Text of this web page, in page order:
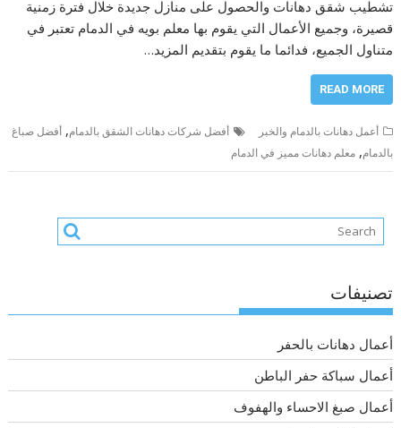
تشطيب شقق دهانات والحصول على منازل جديدة خلال فترة زمنية
قصيرة، وجميع الأعمال التي يقوم بها معلم بويه في الدمام تعتبر في
متناول الجميع، فدائما ما يقوم بتقديم المزيد…
READ MORE
أعمل دهانات بالدمام والخبر أفضل شركات دهانات الشقق بالدمام,أفضل صباغ
بالدمام,معلم دهانات مميز في الدمام
تصنيفات
أعمال دهانات بالحفر
أعمال سباكة حفر الباطن
أعمال صبغ الاحساء والهفوف